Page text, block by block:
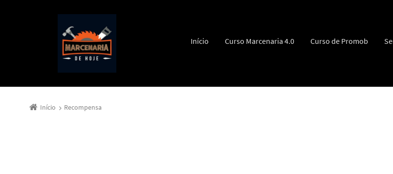
Pular para o conteúdo
Início Curso Marcenaria 4.0 Curso de Promob
Início Recompensa